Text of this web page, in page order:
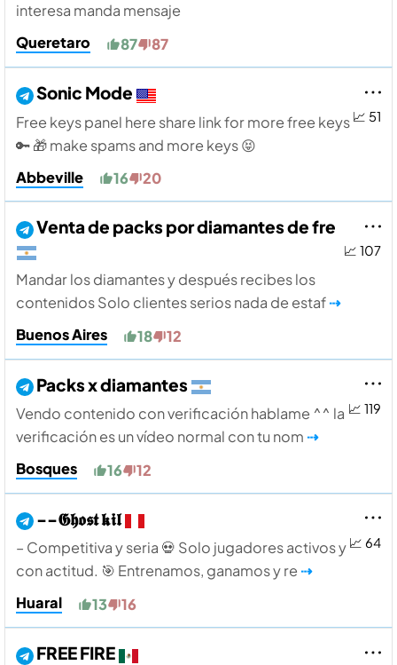
interesa manda mensaje
Queretaro
87 87
📈 51
Sonic Mode
Free keys panel here share link for more free keys
🔑 🎁 make spams and more keys 😝
Abbeville
16 20
📈 107
Venta de packs por diamantes de fre
Mandar los diamantes y después recibes los
contenidos Solo clientes serios nada de estaf⇢
Buenos Aires
18 12
📈 119
Packs x diamantes
Vendo contenido con verificación hablame ^^ la
verificación es un vídeo normal con tu nom ⇢
Bosques
16 12
📈 64
--𝕲𝖍𝖔𝖘𝖙 𝖐𝖎𝖑
– Competitiva y seria 💀 Solo jugadores activos y
con actitud. 🎯 Entrenamos, ganamos y re ⇢
Huaral
13 16
FREE FIRE